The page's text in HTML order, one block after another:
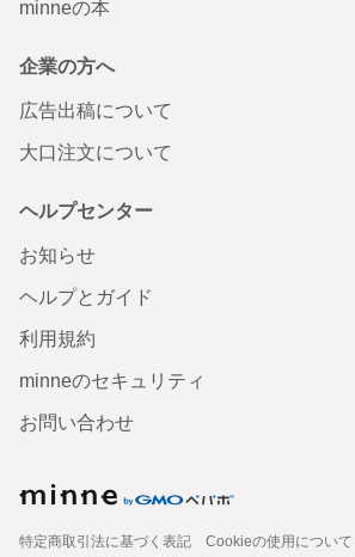
minneの本
企業の方へ
広告出稿について
大口注文について
ヘルプセンター
お知らせ
ヘルプとガイド
利用規約
minneのセキュリティ
お問い合わせ
特定商取引法に基づく表記
Cookieの使用について